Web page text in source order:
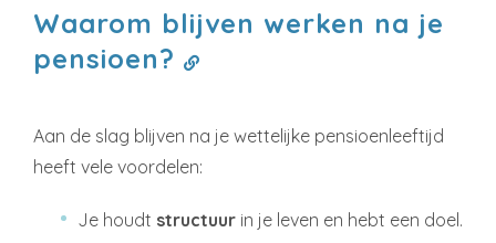
Waarom blijven werken na je
pensioen?
Aan de slag blijven na je wettelijke pensioenleeftijd
heeft vele voordelen:
Je houdt structuur in je leven en hebt een doel.